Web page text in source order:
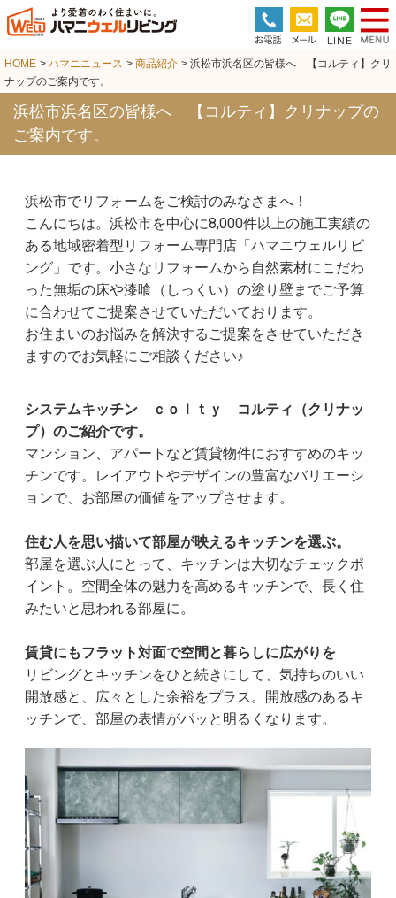
HOME > ハマニニュース > 商品紹介 > 浜松市浜名区の皆様へ 【コルティ】クリ
ナップのご案内です。
浜松市浜名区の皆様へ 【コルティ】クリナップの
ご案内です。
浜松市でリフォームをご検討のみなさまへ！
こんにちは。浜松市を中心に8,000件以上の施工実績の
ある地域密着型リフォーム専門店「ハマニウェルリビ
ング」です。小さなリフォームから自然素材にこだわ
った無垢の床や漆喰（しっくい）の塗り壁までご予算
に合わせてご提案させていただいております。
お住まいのお悩みを解決するご提案をさせていただき
ますのでお気軽にご相談ください♪
システムキッチン ｃｏｌｔｙ コルティ（クリナッ
プ）のご紹介です。
マンション、アパートなど賃貸物件におすすめのキッ
チンです。レイアウトやデザインの豊富なバリエーシ
ョンで、お部屋の価値をアップさせます。
住む人を思い描いて部屋が映えるキッチンを選ぶ。
部屋を選ぶ人にとって、キッチンは大切なチェックポ
イント。空間全体の魅力を高めるキッチンで、長く住
みたいと思われる部屋に。
賃貸にもフラット対面で空間と暮らしに広がりを
リビングとキッチンをひと続きにして、気持ちのいい
開放感と、広々とした余裕をプラス。開放感のあるキ
ッチンで、部屋の表情がパッと明るくなります。